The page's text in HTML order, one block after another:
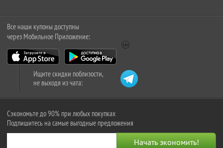
Все наши купоны доступны
через Мобильное Приложение:
Ищите скидки поблизости,
не выходя из чата:
Сэкономьте до 90% при любых покупках
Подпишитесь на самые выгодные предложения